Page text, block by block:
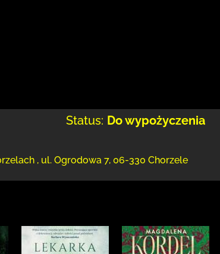
Status: Do wypożyczenia
, ul. Ogrodowa 7, 06-330 Chorzele